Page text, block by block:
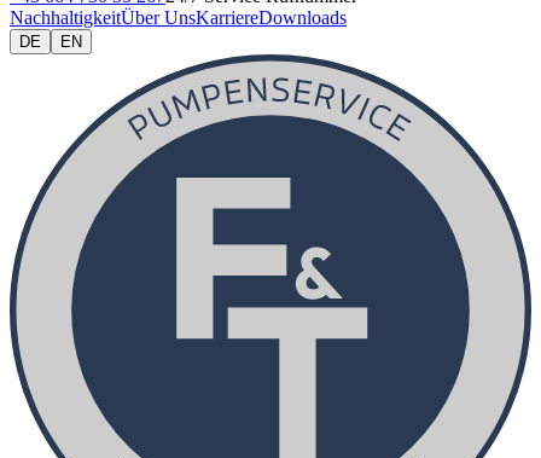
NachhaltigkeitÜber UnsKarriereDownloads
DE EN